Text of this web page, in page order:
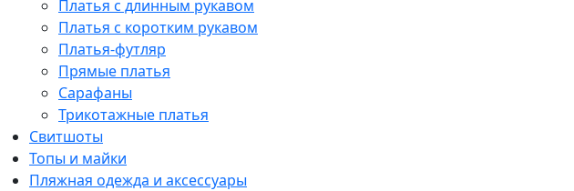
Платья с длинным рукавом
Платья с коротким рукавом
Платья-футляр
Прямые платья
Сарафаны
Трикотажные платья
Свитшоты
Топы и майки
Пляжная одежда и аксессуары